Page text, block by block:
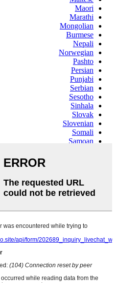
Maori
Marathi
Mongolian
Burmese
Nepali
Norwegian
Pashto
Persian
Punjabi
Serbian
Sesotho
Sinhala
Slovak
Slovenian
Somali
Samoan
Swahili
Tajik
Telugu
Ukrainian
Urdu
Welsh
Xhosa